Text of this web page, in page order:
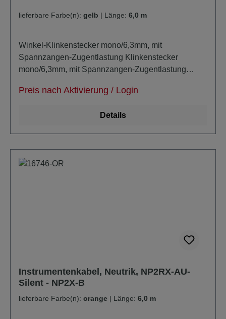
lieferbare Farbe(n): gelb | Länge: 6,0 m
Winkel-Klinkenstecker mono/6,3mm, mit
Spannzangen-Zugentlastung Klinkenstecker
mono/6,3mm, mit Spannzangen-Zugentlastung
noiseless durch zusätzlich masseleitende PE-
Preis nach Aktivierung / Login
Details
Instrumentenkabel, Neutrik, NP2RX-AU-
Silent - NP2X-B
lieferbare Farbe(n): orange | Länge: 6,0 m